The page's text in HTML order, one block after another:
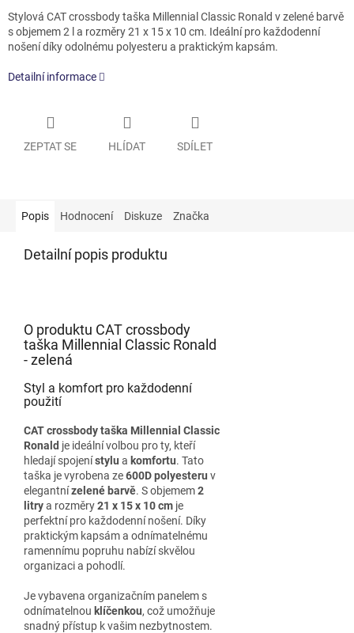
Stylová CAT crossbody taška Millennial Classic Ronald v zelené barvě
s objemem 2 l a rozměry 21 x 15 x 10 cm. Ideální pro každodenní
nošení díky odolnému polyesteru a praktickým kapsám.
Detailní informace
ZEPTAT SE HLÍDAT SDÍLET
Popis Hodnocení Diskuze Značka
Detailní popis produktu
O produktu CAT crossbody
taška Millennial Classic Ronald
- zelená
Styl a komfort pro každodenní
použití
CAT crossbody taška Millennial Classic
Ronald je ideální volbou pro ty, kteří
hledají spojenístylu a komfortu. Tato
taška je vyrobena ze600D polyesteru v
elegantnízelené barvě. S objemem2
litrya rozměry21 x 15 x 10 cm je
perfektní pro každodenní nošení. Díky
praktickým kapsám a odnímatelnému
ramennímu popruhu nabízí skvělou
organizaci a pohodlí.
Je vybavena organizačním panelem s
odnímatelnou klíčenkou, což umožňuje
snadný přístup k vašim nezbytnostem.